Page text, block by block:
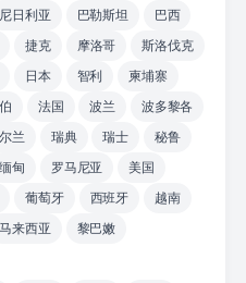
尼日利亚 巴勒斯坦
巴西
捷克 摩洛哥
斯洛伐克
日本 智利
柬埔寨
法国 波兰
波多黎各
兰 瑞典 瑞士
秘鲁
缅甸 罗马尼亚
美国
葡萄牙 西班牙
越南
马来西亚 黎巴嫩